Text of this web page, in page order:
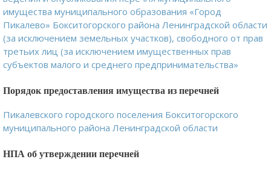
имущества муниципального образования «Город
Пикалево» Бокситогорского района Ленинградской области
(за исключением земельных участков), свободного от прав
третьих лиц (за исключением имущественных прав
субъектов малого и среднего предпринимательства»
Порядок предоставления имущества из перечней
Пикалевского городского поселения Бокситогорского
муниципального района Ленинградской области
НПА об утверждении перечней